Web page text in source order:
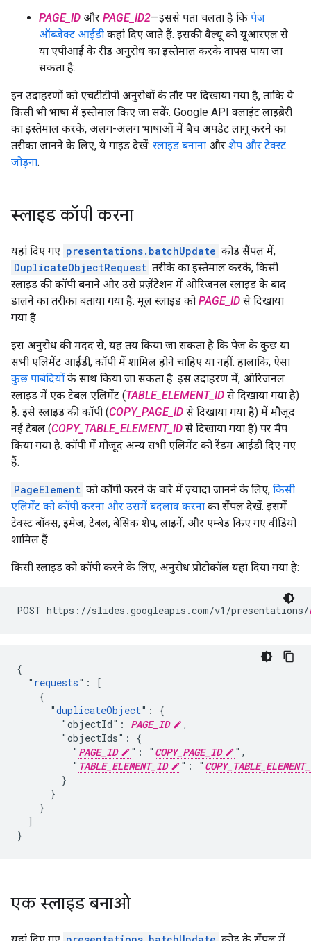
PAGE_ID और PAGE_ID2—इससे पता चलता है कि पेज
ऑब्जेक्ट आईडी कहां दिए जाते हैं. इसकी वैल्यू को यूआरएल से
या एपीआई के रीड अनुरोध का इस्तेमाल करके वापस पाया जा
सकता है.
इन उदाहरणों को एचटीटीपी अनुरोधों के तौर पर दिखाया गया है, ताकि ये
किसी भी भाषा में इस्तेमाल किए जा सकें. Google API क्लाइंट लाइब्रेरी
का इस्तेमाल करके, अलग-अलग भाषाओं में बैच अपडेट लागू करने का
तरीका जानने के लिए, ये गाइड देखें: स्लाइड बनाना और शेप और टेक्स्ट
जोड़ना.
स्लाइड कॉपी करना
यहां दिए गए presentations.batchUpdate कोड सैंपल में,
DuplicateObjectRequest तरीके का इस्तेमाल करके, किसी
स्लाइड की कॉपी बनाने और उसे प्रज़ेंटेशन में ओरिजनल स्लाइड के बाद
डालने का तरीका बताया गया है. मूल स्लाइड को PAGE_ID से दिखाया
गया है.
इस अनुरोध की मदद से, यह तय किया जा सकता है कि पेज के कुछ या
सभी एलिमेंट आईडी, कॉपी में शामिल होने चाहिए या नहीं. हालांकि, ऐसा
कुछ पाबंदियों के साथ किया जा सकता है. इस उदाहरण में, ओरिजनल
स्लाइड में एक टेबल एलिमेंट (TABLE_ELEMENT_ID से दिखाया गया है)
है. इसे स्लाइड की कॉपी (COPY_PAGE_ID से दिखाया गया है) में मौजूद
नई टेबल (COPY_TABLE_ELEMENT_ID से दिखाया गया है) पर मैप
किया गया है. कॉपी में मौजूद अन्य सभी एलिमेंट को रैंडम आईडी दिए गए
हैं.
PageElement को कॉपी करने के बारे में ज़्यादा जानने के लिए, किसी
एलिमेंट को कॉपी करना और उसमें बदलाव करना का सैंपल देखें. इसमें
टेक्स्ट बॉक्स, इमेज, टेबल, बेसिक शेप, लाइनें, और एम्बेड किए गए वीडियो
शामिल हैं.
किसी स्लाइड को कॉपी करने के लिए, अनुरोध प्रोटोकॉल यहां दिया गया है:
POST https://slides.googleapis.com/v1/presentations/
{
  "
requests": [
    {
      "
duplicateObject": {
        "objectId":
PAGE_ID
,
        "objectIds": {
          "
PAGE_ID ": " COPY_PAGE_ID
",
          "
TABLE_ELEMENT_ID ": "
        }
      }
    }
  ]
}
एक स्लाइड बनाओ